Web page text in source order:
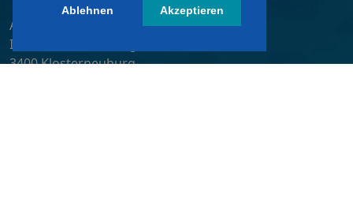
A&W-Verlag GmbH
Inkustraße 1-7 / Stiege 4 / 2. OG
3400 Klosterneuburg
Ablehnen Akzeptieren